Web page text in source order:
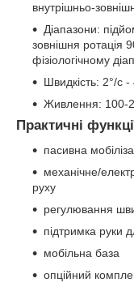
внутрішньо-
Діапазони:
зовнішня ротація
фізіологічному
Швидкість: 2°/с -
Живлення: 100-
Практичні
пасивна
механічне/
руху
регулювання
підтримка руки
мобільна база
опційний